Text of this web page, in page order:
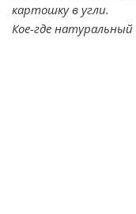
картошку в угли.
Кое-где